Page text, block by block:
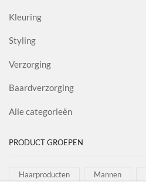
Kleuring
Styling
Verzorging
Baardverzorging
Alle categorieën
PRODUCT GROEPEN
Haarproducten Mannen